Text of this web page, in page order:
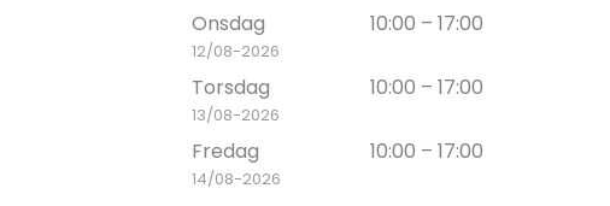
Onsdag
12/08-2026
10:00 – 17:00
Torsdag
13/08-2026
10:00 – 17:00
Fredag
14/08-2026
10:00 – 17:00